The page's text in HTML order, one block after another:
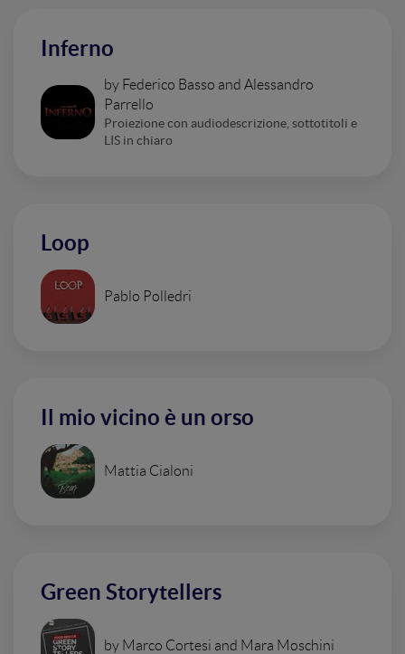
Inferno
by Federico Basso and Alessandro
Parrello
Proiezione con audiodescrizione, sottotitoli e
LIS in chiaro
Loop
Pablo Polledri
Il mio vicino è un orso
Mattia Cialoni
Green Storytellers
by Marco Cortesi and Mara Moschini